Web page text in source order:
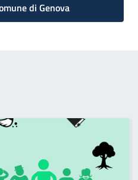
di Genova